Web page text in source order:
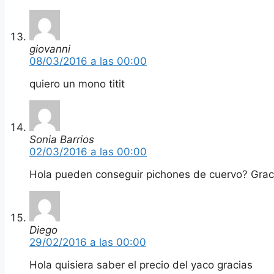
giovanni
08/03/2016 a las 00:00
quiero un mono titit
Sonia Barrios
02/03/2016 a las 00:00
Hola pueden conseguir pichones de cuervo?
Diego
29/02/2016 a las 00:00
Hola quisiera saber el precio del yaco gracias